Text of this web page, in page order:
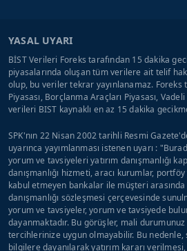
YASAL UYARI
BİST Verileri Foreks tarafından 15 dakika
piyasalarında oluşan tüm verilere ait telif
olup, bu veriler tekrar yayınlanamaz. Foreks
Piyasası, Borçlanma Araçları Piyasası,
verileri BIST kaynaklı en az 15 dakika
SPK'nın 22 Nisan 2002 tarihli Resmi
uyarınca yayımlanması istenen uyarı :
yorum ve tavsiyeleri yatırım danışmanlığı
danışmanlığı hizmeti, aracı kurumlar,
kabul etmeyen bankalar ile müşteri arasında
danışmanlığı sözleşmesi çerçevesinde
yorum ve tavsiyeler, yorum ve tavsiyede
dayanmaktadır. Bu görüşler, mali
tercihlerinize uygun olmayabilir. Bu
bilgilere dayanılarak yatırım kararı